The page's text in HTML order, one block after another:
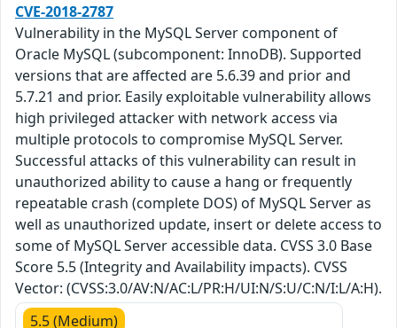
CVE-2018-2787
Vulnerability in the MySQL Server component of
Oracle MySQL (subcomponent: InnoDB). Supported
versions that are affected are 5.6.39 and prior and
5.7.21 and prior. Easily exploitable vulnerability allows
high privileged attacker with network access via
multiple protocols to compromise MySQL Server.
Successful attacks of this vulnerability can result in
unauthorized ability to cause a hang or frequently
repeatable crash (complete DOS) of MySQL Server as
well as unauthorized update, insert or delete access to
some of MySQL Server accessible data. CVSS 3.0 Base
Score 5.5 (Integrity and Availability impacts). CVSS
Vector: (CVSS:3.0/AV:N/AC:L/PR:H/UI:N/S:U/C:N/I:L/A:H).
5.5 (Medium)